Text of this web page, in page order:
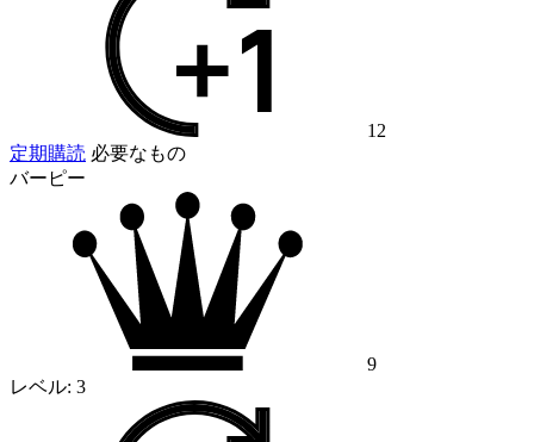
12
定期購読 必要なもの
バーピー
9
レベル: 3